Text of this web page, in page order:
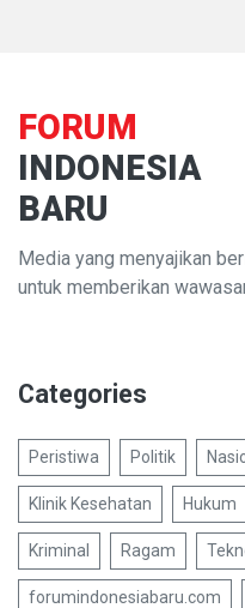
FORUM
INDONESIA
BARU
Media yang menyajikan
untuk memberikan
Categories
Peristiwa Politik
Klinik Kesehatan Hukum
Kriminal Ragam
forumindonesiabaru.com